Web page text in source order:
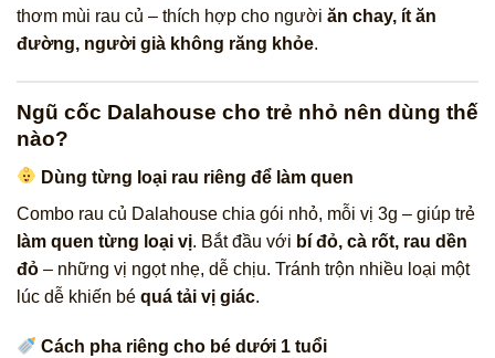
thơm mùi rau củ – thích hợp cho người ăn chay, ít ăn
đường, người già không răng khỏe.
Ngũ cốc Dalahouse cho trẻ nhỏ nên dùng thế
nào?
Dùng từng loại rau riêng để làm quen
Combo rau củ Dalahouse chia gói nhỏ, mỗi vị 3g – giúp trẻ
làm quen từng loại vị. Bắt đầu với bí đỏ, cà rốt, rau dền
đỏ – những vị ngọt nhẹ, dễ chịu. Tránh trộn nhiều loại một
lúc dễ khiến bé quá tải vị giác.
Cách pha riêng cho bé dưới 1 tuổi